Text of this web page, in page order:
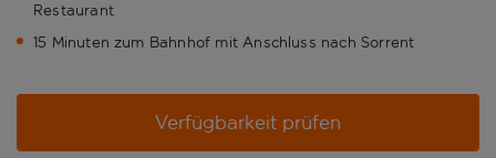
Restaurant
15 Minuten zum Bahnhof mit Anschluss nach Sorrent
Verfügbarkeit prüfen